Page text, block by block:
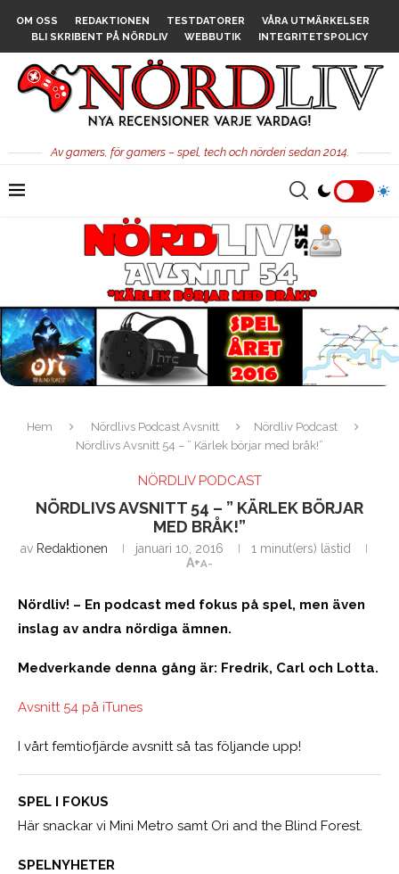
OM OSS REDAKTIONEN TESTDATORER
VÅRA UTMÄRKELSER
BLI SKRIBENT PÅ NÖRDLIV
WEBBUTIK INTEGRITETSPOLICY
Av gamers, för gamers – spel, tech och nörderi sedan 2014.
Hem Nördlivs Podcast Avsnitt
Nördliv Podcast
Nördlivs Avsnitt 54 – ” Kärlek börjar med bråk!”
NÖRDLIV PODCAST
NÖRDLIVS AVSNITT 54 – ” KÄRLEK BÖRJAR
MED BRÅK!”
av Redaktionen januari 10, 2016
1 minut(ers) lästid
A+A-
Nördliv! – En podcast med fokus på spel, men även
inslag av andra nördiga ämnen.
Medverkande denna gång är: Fredrik, Carl och Lotta.
Avsnitt 54 på iTunes
I vårt femtiofjärde avsnitt så tas följande upp!
SPEL I FOKUS
Här snackar vi Mini Metro samt Ori and the Blind Forest.
SPELNYHETER